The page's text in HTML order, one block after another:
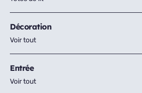
Décoration
Voir tout
Entrée
Voir tout